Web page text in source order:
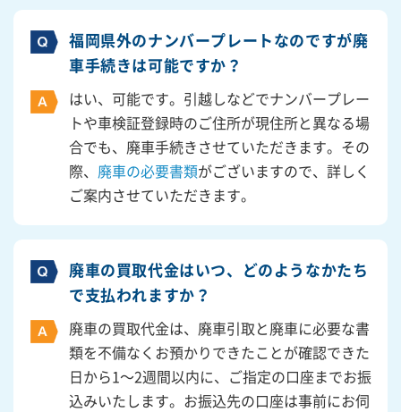
福岡県外のナンバープレートなのですが廃
車手続きは可能ですか？
はい、可能です。引越しなどでナンバープレー
トや車検証登録時のご住所が現住所と異なる場
合でも、廃車手続きさせていただきます。その
際、 廃車の必要書類がございますので、詳しく
ご案内させていただきます。
廃車の買取代金はいつ、どのようなかたち
で支払われますか？
廃車の買取代金は、廃車引取と廃車に必要な書
類を不備なくお預かりできたことが確認できた
日から1～2週間以内に、ご指定の口座までお振
込みいたします。お振込先の口座は事前にお伺